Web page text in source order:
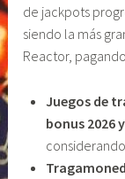
de jackpots
siendo la más
Reactor,
Juegos de
bonus 2026